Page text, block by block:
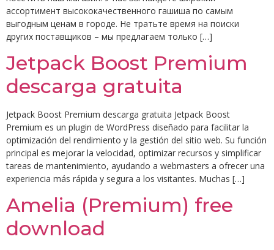
ассортимент высококачественного гашиша по самым
выгодным ценам в городе. Не тратьте время на поиски
других поставщиков – мы предлагаем только […]
Jetpack Boost Premium
descarga gratuita
Jetpack Boost Premium descarga gratuita Jetpack Boost
Premium es un plugin de WordPress diseñado para facilitar la
optimización del rendimiento y la gestión del sitio web. Su función
principal es mejorar la velocidad, optimizar recursos y simplificar
tareas de mantenimiento, ayudando a webmasters a ofrecer una
experiencia más rápida y segura a los visitantes. Muchas […]
Amelia (Premium) free
download